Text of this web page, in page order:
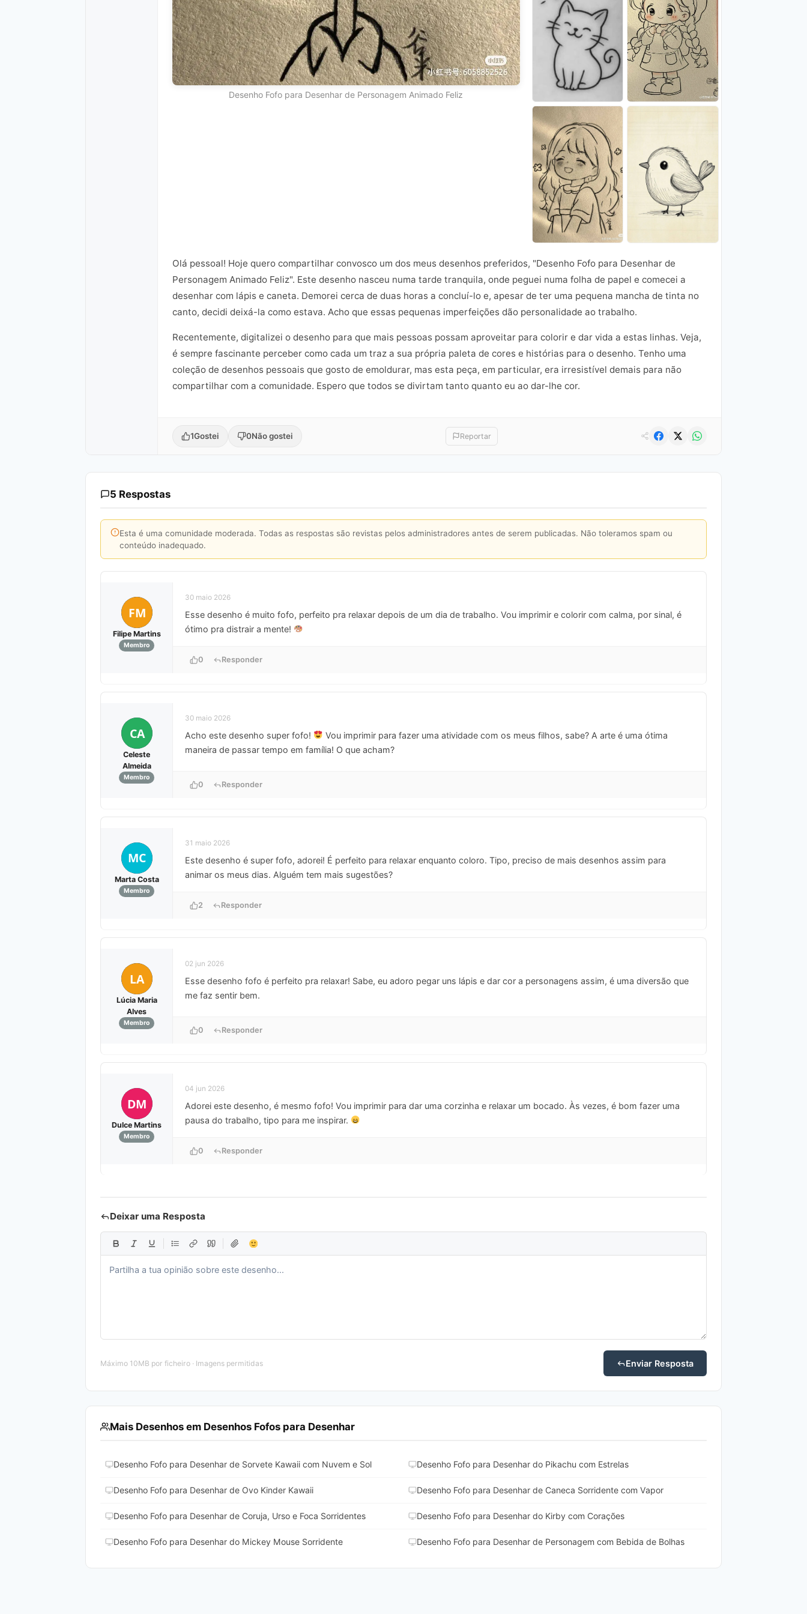
Desenho Fofo para Desenhar de Personagem Animado Feliz
Olá pessoal! Hoje quero compartilhar convosco um dos meus desenhos preferidos, "Desenho Fofo para Desenhar de
Personagem Animado Feliz". Este desenho nasceu numa tarde tranquila, onde peguei numa folha de papel e comecei a
desenhar com lápis e caneta. Demorei cerca de duas horas a concluí-lo e, apesar de ter uma pequena mancha de tinta no
canto, decidi deixá-la como estava. Acho que essas pequenas imperfeições dão personalidade ao trabalho.
Recentemente, digitalizei o desenho para que mais pessoas possam aproveitar para colorir e dar vida a estas linhas. Veja,
é sempre fascinante perceber como cada um traz a sua própria paleta de cores e histórias para o desenho. Tenho uma
coleção de desenhos pessoais que gosto de emoldurar, mas esta peça, em particular, era irresistível demais para não
compartilhar com a comunidade. Espero que todos se divirtam tanto quanto eu ao dar-lhe cor.
1Gostei 0Não gostei Reportar
5 Respostas
Esta é uma comunidade moderada. Todas as respostas são revistas pelos administradores antes de serem publicadas. Não toleramos spam ou
conteúdo inadequado.
FM
Filipe Martins
Membro
30 maio 2026
Esse desenho é muito fofo, perfeito pra relaxar depois de um dia de trabalho. Vou imprimir e colorir com calma, por sinal, é
ótimo pra distrair a mente!
0 Responder
CA
Celeste
Almeida
Membro
30 maio 2026
Acho este desenho super fofo!
Vou imprimir para fazer uma atividade com os meus filhos, sabe? A arte é uma ótima
maneira de passar tempo em família! O que acham?
0 Responder
MC
Marta Costa
Membro
31 maio 2026
Este desenho é super fofo, adorei! É perfeito para relaxar enquanto coloro. Tipo, preciso de mais desenhos assim para
animar os meus dias. Alguém tem mais sugestões?
2 Responder
LA
Lúcia Maria
Alves
Membro
02 jun 2026
Esse desenho fofo é perfeito pra relaxar! Sabe, eu adoro pegar uns lápis e dar cor a personagens assim, é uma diversão que
me faz sentir bem.
0 Responder
DM
Dulce Martins
Membro
04 jun 2026
Adorei este desenho, é mesmo fofo! Vou imprimir para dar uma corzinha e relaxar um bocado. Às vezes, é bom fazer uma
pausa do trabalho, tipo para me inspirar.
0 Responder
Deixar uma Resposta
Máximo 10MB por ficheiro · Imagens permitidas Enviar Resposta
Mais Desenhos em Desenhos Fofos para Desenhar
Desenho Fofo para Desenhar de Sorvete Kawaii com Nuvem e Sol Desenho Fofo para Desenhar do Pikachu com Estrelas
Desenho Fofo para Desenhar de Ovo Kinder Kawaii Desenho Fofo para Desenhar de Caneca Sorridente com Vapor
Desenho Fofo para Desenhar de Coruja, Urso e Foca Sorridentes Desenho Fofo para Desenhar do Kirby com Corações
Desenho Fofo para Desenhar do Mickey Mouse Sorridente Desenho Fofo para Desenhar de Personagem com Bebida de Bolhas